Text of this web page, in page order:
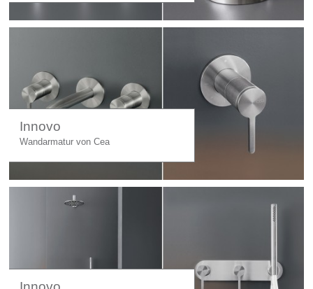
Innovo
Wandarmatur von Cea